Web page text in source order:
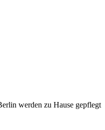
werden zu Hause gepflegt